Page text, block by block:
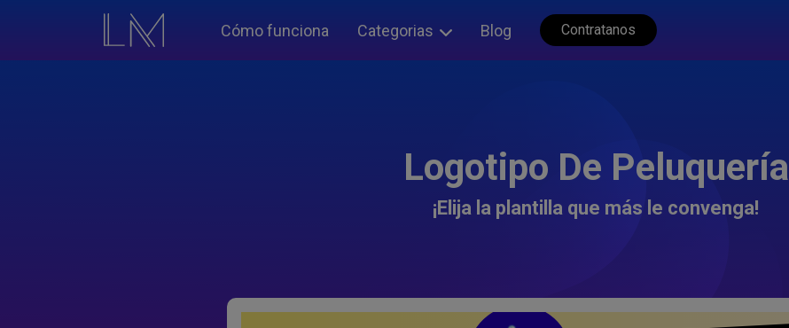
Cómo funciona Categorias Blog Contratanos
Logotipo De Peluquería
¡Elija la plantilla que más le convenga!